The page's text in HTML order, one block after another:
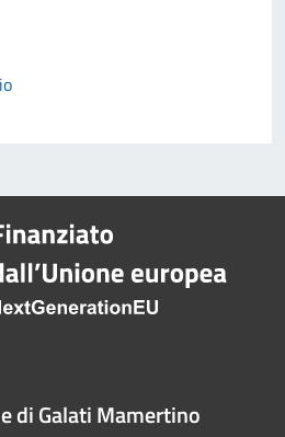
di Galati Mamertino